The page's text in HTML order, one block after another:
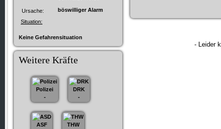
Ursache:
böswilliger Alarm
Situation:
Keine Gefahrensituation
Weitere Kräfte
Polizei
-
DRK
-
ASF
THW
- Leider